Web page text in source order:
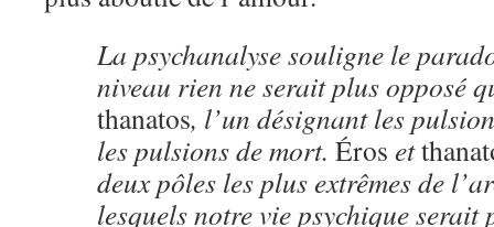
La psychanalyse souligne le
niveau rien ne serait plus opposé
thanatos, l’un désignant les
les pulsions de mort. Éros et
deux pôles les plus extrêmes de
lesquels notre vie psychique serait